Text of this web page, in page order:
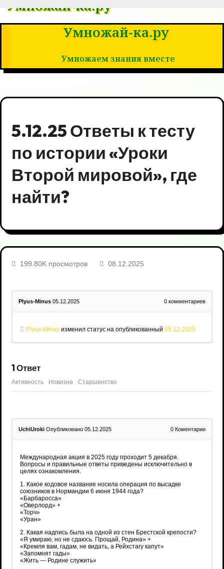
Умножай-ка.ру
Умножаем знания вместе
Умножай-ка.ру
Умножаем знания вместе
5.12.25 Ответы к тесту
по истории «Уроки
Второй мировой», где
найти?
199.80K просмотров 08.12.2025
Plyus-Minus 05.12.2025 0 комментариев
Plyus-Minus изменил статус на опубликованный 05.12.2025
1Ответ
Активность Новизна Старшинство
UchiUroki Опубликовано 05.12.2025 0 Коментарии
Международная акция в 2025 году проходит 5 декабря.
Вопросы и правильные ответы приведены исключительно в
целях ознакомления.
1. Какое кодовое название носила операция по высадке
союзников в Нормандии 6 июня 1944 года?
«Барбаросса»
«Оверлорд» +
«Торч»
«Уран»
2. Какая надпись была на одной из стен Брестской крепости?
«Я умираю, но не сдаюсь. Прощай, Родина» +
«Кремля вам, гадам, не видать, а Рейхстагу капут»
«Запомнят гады»
«Жить — Родине служить»